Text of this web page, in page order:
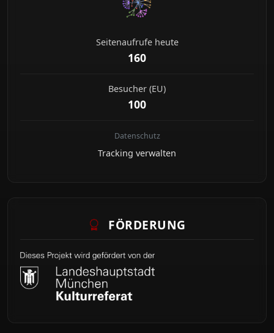
Seitenaufrufe heute
160
Besucher (EU)
100
Datenschutz
Tracking verwalten
FÖRDERUNG